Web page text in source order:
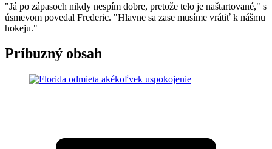
"Já po zápasoch nikdy nespím dobre, pretože telo je naštartované," s
úsmevom povedal Frederic. "Hlavne sa zase musíme vrátiť k nášmu
hokeju."
Príbuzný obsah